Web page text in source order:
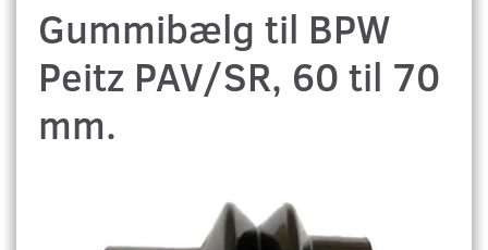
Gummibælg til BPW
Peitz PAV/SR, 60 til 70
mm.